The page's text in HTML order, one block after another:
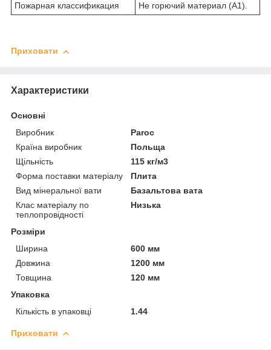
Пожарная классификация Не горючий материал (А1).
Приховати
Характеристики
Основні
Виробник
Paroc
Країна виробник
Польща
Щільність
115 кг/м3
Форма поставки матеріалу
Плита
Вид мінеральної вати
Базальтова вата
Клас матеріалу по
теплопровідності
Низька
Розміри
Ширина
600 мм
Довжина
1200 мм
Товщина
120 мм
Упаковка
Кількість в упаковці
1.44
Приховати